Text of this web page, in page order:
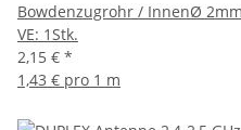
Bowdenzugrohr / InnenØ
VE: 1Stk.
2,15 € *
1,43 € pro 1 m